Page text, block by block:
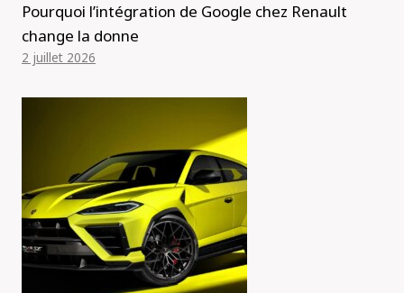
Pourquoi l’intégration de Google chez Renault
change la donne
2 juillet 2026